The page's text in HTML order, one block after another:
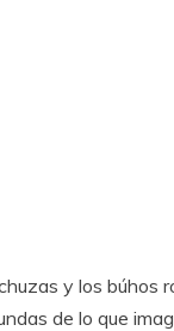
y los búhos
de lo que